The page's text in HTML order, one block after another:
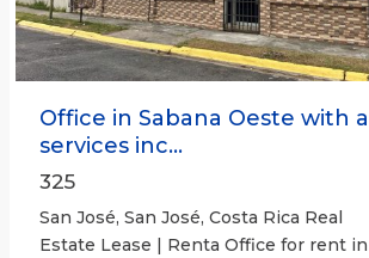
Office in Sabana Oeste with all
services inc...
325
San José, San José, Costa Rica Real
Estate Lease | Renta Office for rent in